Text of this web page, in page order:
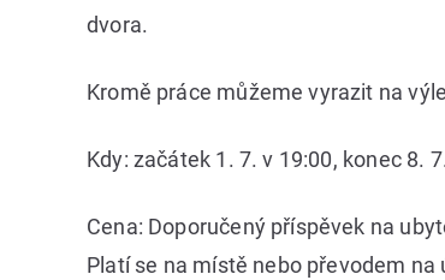
dvora.
Kromě práce můžeme vyrazit na
Kdy: začátek 1. 7. v 19:00, konec 8.
Cena: Doporučený příspěvek na
Platí se na místě nebo převodem na